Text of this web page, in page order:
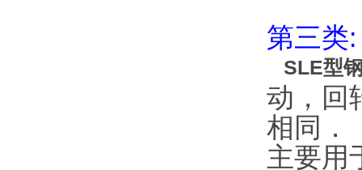
第三类:
SLE型
动， 回
相同．
主要用